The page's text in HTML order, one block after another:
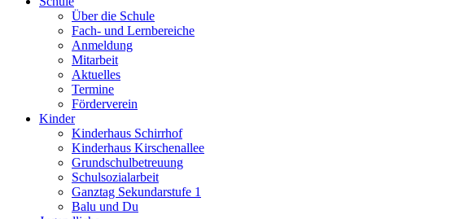
Über die Schule
Fach- und Lernbereiche
Anmeldung
Mitarbeit
Aktuelles
Termine
Förderverein
Kinder
Kinderhaus Schirrhof
Kinderhaus Kirschenallee
Grundschulbetreuung
Schulsozialarbeit
Ganztag Sekundarstufe 1
Balu und Du